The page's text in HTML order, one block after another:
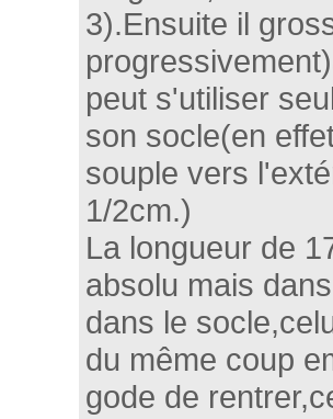
3).Ensuite il
peut s'utiliser
son socle(en
souple vers
1/2cm.)
La longueur de
absolu mais
dans le
du même coup
gode de